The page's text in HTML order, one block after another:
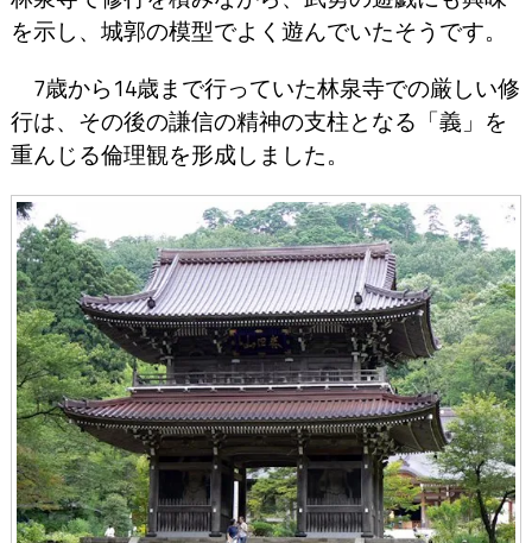
を示し、城郭の模型でよく遊んでいたそうです。
7歳から14歳まで行っていた林泉寺での厳しい修
行は、その後の謙信の精神の支柱となる「義」を
重んじる倫理観を形成しました。